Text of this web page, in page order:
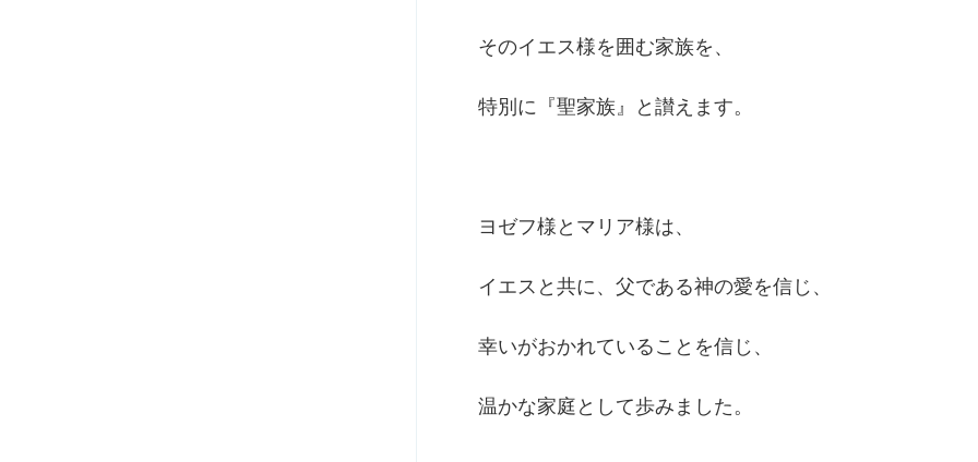
そのイエス様を囲む家族を、
特別に『聖家族』と讃えます。
ヨゼフ様とマリア様は、
イエスと共に、父である神の愛を信じ、
幸いがおかれていることを信じ、
温かな家庭として歩みました。